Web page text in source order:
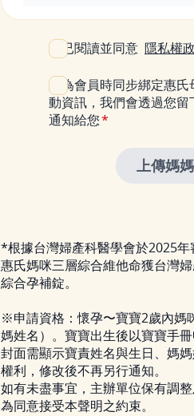
我已閱讀並同意 隱私權
成為會員時同步綁定惠
動資訊，我們會透過您
通知給您
*根據台灣婦產科醫學會於2025
惠氏媽咪三層綜合維他命獲台灣
綜合孕補錠。
※申請資格：懷孕〜寶寶2歲內媽
媽姓名）。寶寶出生後以寶寶手
封面需顯示寶責姓名與生日、媽
權利，修改後不再另行通知。
如有未盡事宜，主辦單位保有調
為同意接受本聲明之約束。